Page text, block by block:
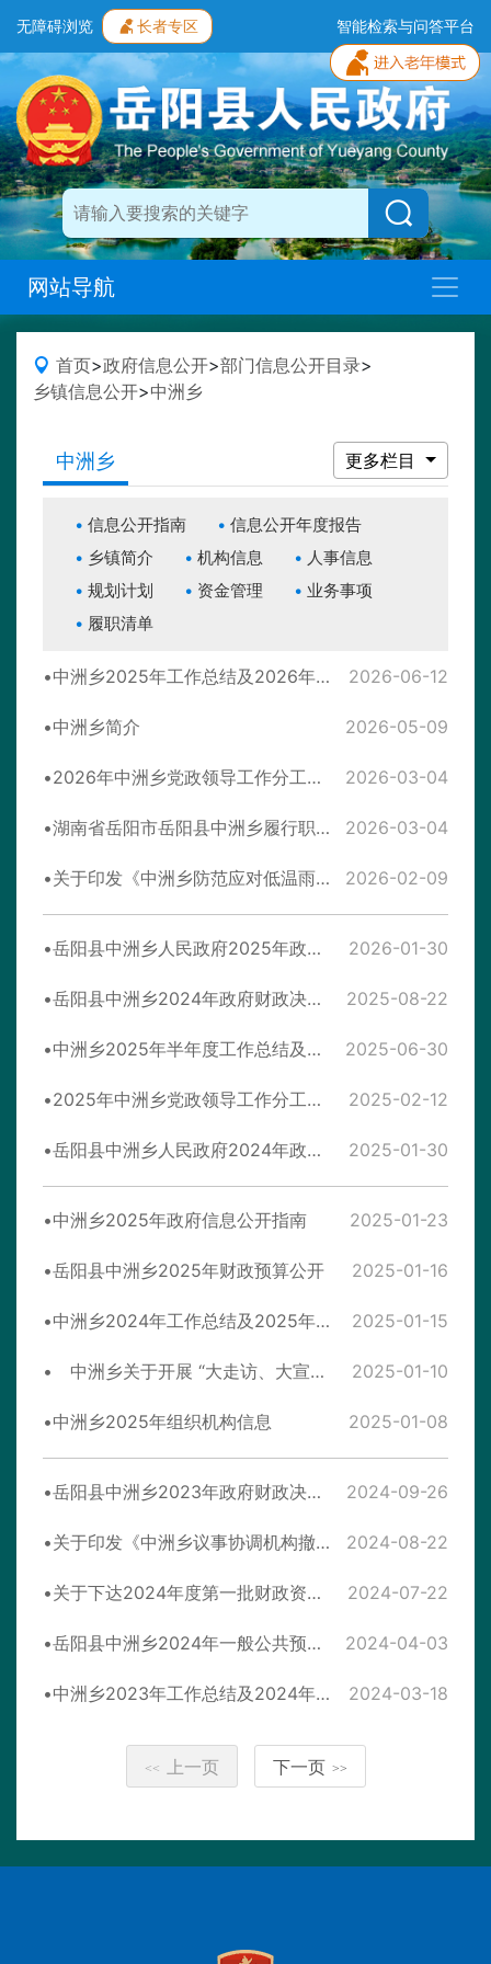
无障碍浏览 长者专区 智能检索与问答平台
网站导航
首页>政府信息公开>部门信息公开目录>
乡镇信息公开>中洲乡
中洲乡 更多栏目
信息公开指南
信息公开年度报告
乡镇简介
机构信息
人事信息
规划计划
资金管理
业务事项
履职清单
中洲乡2025年工作总结及2026年工作思路 2026-06-12
中洲乡简介 2026-05-09
2026年中洲乡党政领导工作分工安排表 2026-03-04
湖南省岳阳市岳阳县中洲乡履行职责事项清单 2026-03-04
关于印发《中洲乡防范应对低温雨雪冰冻灾害天气应急预案》的通知 2026-02-09
岳阳县中洲乡人民政府2025年政府信息公开工作年度报告 2026-01-30
岳阳县中洲乡2024年政府财政决算公开 2025-08-22
中洲乡2025年半年度工作总结及后段工作安排 2025-06-30
2025年中洲乡党政领导工作分工安排表 2025-02-12
岳阳县中洲乡人民政府2024年政府信息公开工作年度报告 2025-01-30
中洲乡2025年政府信息公开指南 2025-01-23
岳阳县中洲乡2025年财政预算公开 2025-01-16
中洲乡2024年工作总结及2025年工作思路 2025-01-15
中洲乡关于开展 “大走访、大宣讲、大排查、大提升”活动工作实施方案 2025-01-10
中洲乡2025年组织机构信息 2025-01-08
岳阳县中洲乡2023年政府财政决算公开 2024-09-26
关于印发《中洲乡议事协调机构撤销方案》的通知 2024-08-22
关于下达2024年度第一批财政资金项目计划的通知 2024-07-22
岳阳县中洲乡2024年一般公共预算公开 2024-04-03
中洲乡2023年工作总结及2024年工作思路 2024-03-18
<< 上一页 下一页 >>